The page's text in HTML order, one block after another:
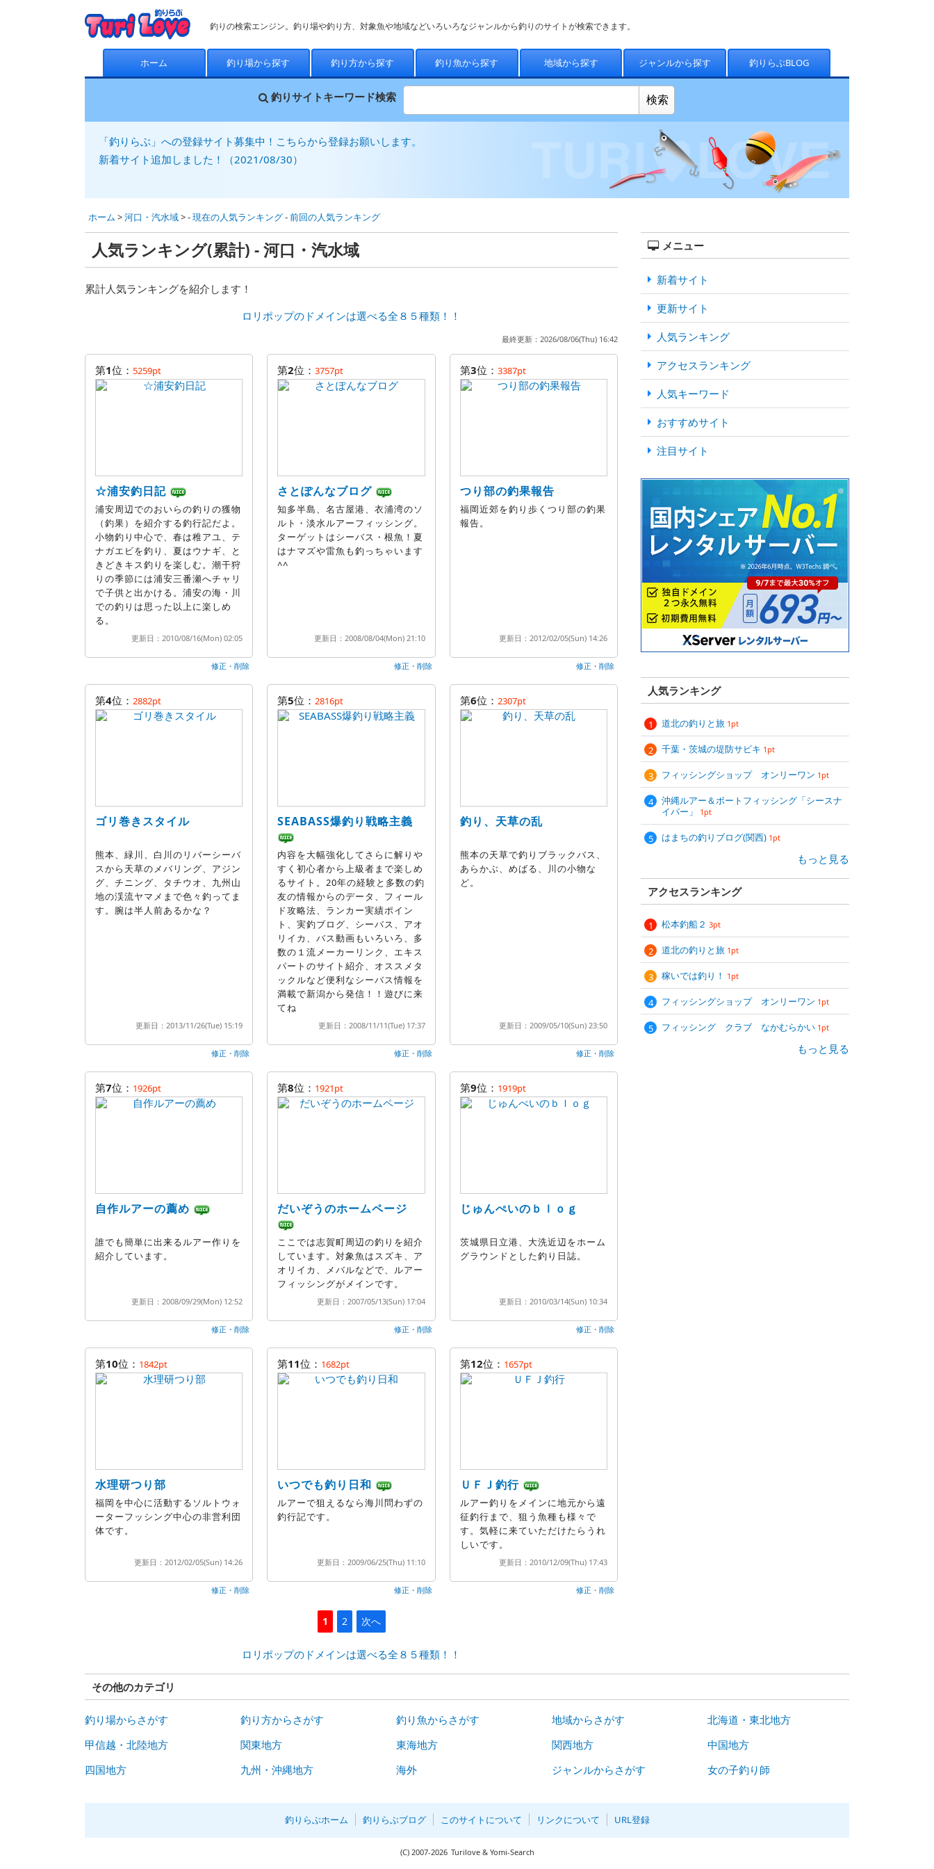
釣りの検索エンジン。釣り場や釣り方、対象魚や地域などいろいろなジャンルから釣りのサイトが検索できます。
ホーム 釣り場から探す 釣り方から探す 釣り魚から探す 地域から探す ジャンルから探す 釣りらぶBLOG
釣りサイトキーワード検索
「釣りらぶ」への登録サイト募集中！こちらから登録お願いします。
新着サイト追加しました！（2021/08/30）
ホーム >河口・汽水域> -現在の人気ランキング-前回の人気ランキング
人気ランキング(累計) - 河口・汽水域
累計人気ランキングを紹介します！
ロリポップのドメインは選べる全８５種類！！
最終更新：2026/08/06(Thu) 16:42
第1位： 5259pt
☆浦安釣日記
浦安周辺でのおいらの釣りの獲物
（釣果）を紹介する釣行記だよ。
小物釣り中心で、春は稚アユ、テ
ナガエビを釣り、夏はウナギ、と
きどきキス釣りを楽しむ。潮干狩
りの季節には浦安三番瀬へチャリ
で子供と出かける。浦安の海・川
での釣りは思った以上に楽しめ
る。
更新日：2010/08/16(Mon) 02:05
修正・削除
第2位：3757pt
さとぽんなブログ
知多半島、名古屋港、衣浦湾のソ
ルト・淡水ルアーフィッシング。
ターゲットはシーバス・根魚！夏
はナマズや雷魚も釣っちゃいます
^^
更新日：2008/08/04(Mon) 21:10
修正・削除
第3位： 3387pt
つり部の釣果報告
福岡近郊を釣り歩くつり部の釣果
報告。
更新日：2012/02/05(Sun) 14:26
修正・削除
第4位： 2882pt
ゴリ巻きスタイル
熊本、緑川、白川のリバーシーバ
スから天草のメバリング、アジン
グ、チニング、タチウオ、九州山
地の渓流ヤマメまで色々釣ってま
す。腕は半人前あるかな？
更新日：2013/11/26(Tue) 15:19
修正・削除
第5位：2816pt
SEABASS爆釣り戦略主義
内容を大幅強化してさらに解りや
すく初心者から上級者まで楽しめ
るサイト。20年の経験と多数の釣
友の情報からのデータ、フィール
ド攻略法、ランカー実績ポイン
ト、実釣ブログ、シーバス、アオ
リイカ、バス動画もいろいろ、多
数の１流メーカーリンク、エキス
パートのサイト紹介、オススメタ
ックルなど便利なシーバス情報を
満載で新潟から発信！！遊びに来
てね
更新日：2008/11/11(Tue) 17:37
修正・削除
第6位： 2307pt
釣り、天草の乱
熊本の天草で釣りブラックバス、
あらかぶ、めばる、川の小物な
ど。
更新日：2009/05/10(Sun) 23:50
修正・削除
第7位： 1926pt
自作ルアーの薦め
誰でも簡単に出来るルアー作りを
紹介しています。
更新日：2008/09/29(Mon) 12:52
修正・削除
第8位： 1921pt
だいぞうのホームページ
ここでは志賀町周辺の釣りを紹介
しています。対象魚はスズキ、ア
オリイカ、メバルなどで、ルアー
フィッシングがメインです。
更新日：2007/05/13(Sun) 17:04
修正・削除
第9位： 1919pt
じゅんぺいのｂｌｏｇ
茨城県日立港、大洗近辺をホーム
グラウンドとした釣り日誌。
更新日：2010/03/14(Sun) 10:34
修正・削除
第10位： 1842pt
水理研つり部
福岡を中心に活動するソルトウォ
ーターフッシング中心の非営利団
体です。
更新日：2012/02/05(Sun) 14:26
修正・削除
第11位： 1682pt
いつでも釣り日和
ルアーで狙えるなら海川問わずの
釣行記です。
更新日：2009/06/25(Thu) 11:10
修正・削除
第12位： 1657pt
ＵＦＪ釣行
ルアー釣りをメインに地元から遠
征釣行まで、狙う魚種も様々で
す。気軽に来ていただけたらうれ
しいです。
更新日：2010/12/09(Thu) 17:43
修正・削除
1 2 次へ
ロリポップのドメインは選べる全８５種類！！
メニュー
新着サイト
更新サイト
人気ランキング
アクセスランキング
人気キーワード
おすすめサイト
注目サイト
人気ランキング
道北の釣りと旅 1pt
千葉・茨城の堤防サビキ 1pt
フィッシングショップ オンリーワン 1pt
沖縄ルアー＆ボートフィッシング「シースナ
イパー」
1pt
はまちの釣りブログ(関西) 1pt
もっと見る
アクセスランキング
松本釣船２ 3pt
道北の釣りと旅 1pt
稼いでは釣り！ 1pt
フィッシングショップ オンリーワン 1pt
フィッシング クラブ なかむらかい 1pt
もっと見る
その他のカテゴリ
釣り場からさがす 釣り方からさがす 釣り魚からさがす 地域からさがす
北海道・東北地方
甲信越・北陸地方
関東地方 東海地方 関西地方
中国地方
四国地方
九州・沖縄地方 海外 ジャンルからさがす 女の子釣り師
釣りらぶホーム 釣りらぶブログ このサイトについて リンクについて URL登録
(C) 2007-2026 Turilove & Yomi-Search